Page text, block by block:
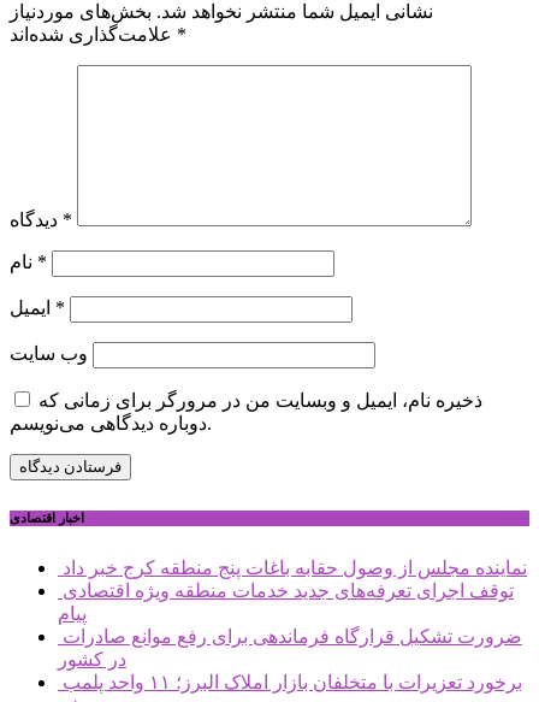
نشانی ایمیل شما منتشر نخواهد شد. بخش‌های موردنیاز
*
*
*
*
وب‌ سایت
ذخیره نام، ایمیل و وبسایت من در مرورگر برای زمانی که
دوباره دیدگاهی می‌نویسم.
اخبار اقتصادی
نماینده مجلس از وصول حقابه باغات پنج منطقه کرج خبر داد
پیام
در کشور